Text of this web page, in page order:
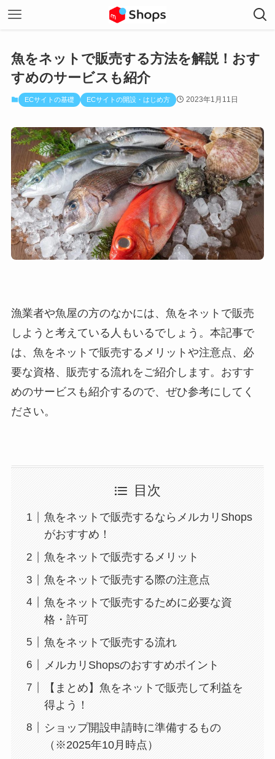
魚をネットで販売する方法を解説！おす
すめのサービスも紹介
ECサイトの基礎 ECサイトの開設・はじめ方 2023年1月11日
漁業者や魚屋の方のなかには、魚をネットで販売
しようと考えている人もいるでしょう。本記事で
は、魚をネットで販売するメリットや注意点、必
要な資格、販売する流れをご紹介します。おすす
めのサービスも紹介するので、ぜひ参考にしてく
ださい。
目次
魚をネットで販売するならメルカリShops
がおすすめ！
魚をネットで販売するメリット
魚をネットで販売する際の注意点
魚をネットで販売するために必要な資
格・許可
魚をネットで販売する流れ
メルカリShopsのおすすめポイント
【まとめ】魚をネットで販売して利益を
得よう！
ショップ開設申請時に準備するもの
（※2025年10月時点）